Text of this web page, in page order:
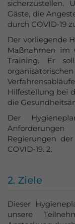
Azubi-Events
Gutscheine
kaufen
sicherzustellen.
Gäste, die
durch COVID-19
Der vorliegende
Maßnahmen im
Training. Er
Hilfestellung bei
die
Der
Regierungen
COVID-19. 2.
2. Ziele
Dieser
unsere